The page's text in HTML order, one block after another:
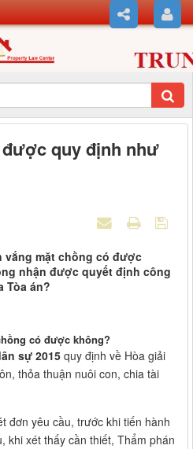
quy định như
vắng mặt chồng có được
nhận được quyết định công
Tòa án?
có được không?
sự 2015 quy định về Hòa giải
thỏa thuận nuôi con, chia tài
đơn yêu cầu, trước khi tiến hành
khi xét thấy cần thiết, Thẩm phán